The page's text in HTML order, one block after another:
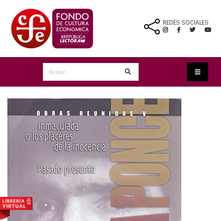
REDES SOCIALES